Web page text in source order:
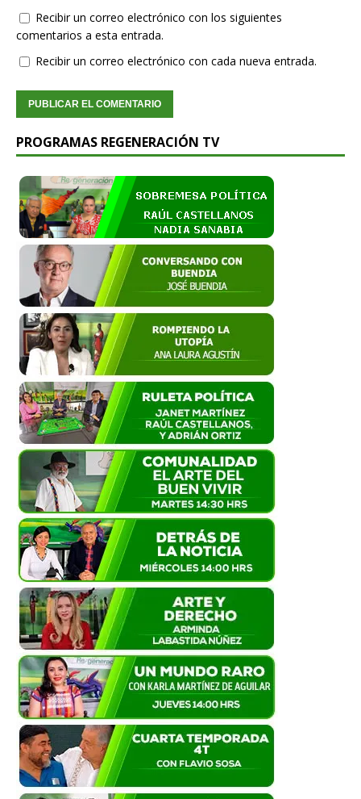
Recibir un correo electrónico con los siguientes
comentarios a esta entrada.
Recibir un correo electrónico con cada nueva entrada.
PROGRAMAS REGENERACIÓN TV